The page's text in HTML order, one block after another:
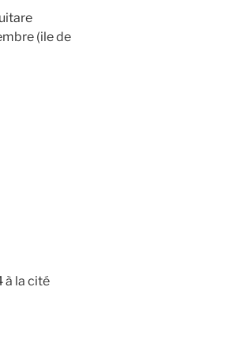
(ile de
à la cité